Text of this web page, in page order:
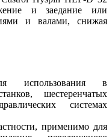
и заедание или
и валами, снижая
использования в
шестеренчатых
системах
применимо для